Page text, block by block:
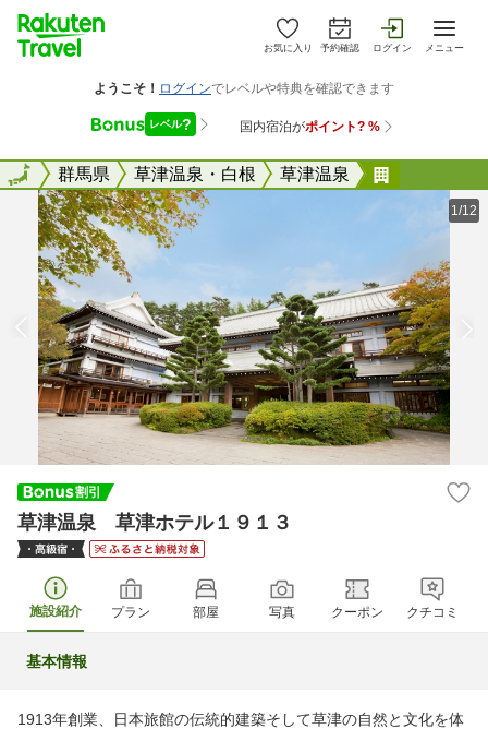
お気に入り 予約確認 ログイン メニュー
全国群馬県 草津温泉・白根 草津温泉
全国
1/12
草津温泉 草津ホテル１９１３
施設紹介 プラン 部屋 写真 クーポン クチコミ
基本情報
1913年創業、日本旅館の伝統的建築そして草津の自然と文化を体